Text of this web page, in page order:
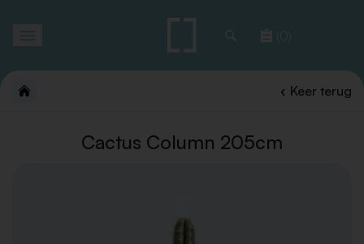
(0)
Keer terug
Cactus Column 205cm